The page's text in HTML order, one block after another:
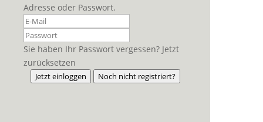
Adresse oder Passwort.
Sie haben Ihr Passwort vergessen? Jetzt
zurücksetzen
Jetzt einloggen Noch nicht registriert?